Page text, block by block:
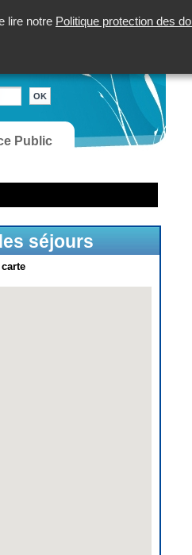
lire notre Politique protection des
Public
séjours